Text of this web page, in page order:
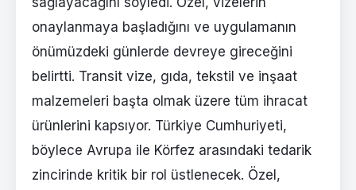
onaylanmaya başladığını ve uygulamanın
önümüzdeki günlerde devreye gireceğini
belirtti. Transit vize, gıda, tekstil ve inşaat
malzemeleri başta olmak üzere tüm ihracat
ürünlerini kapsıyor. Türkiye Cumhuriyeti,
böylece Avrupa ile Körfez arasındaki tedarik
zincirinde kritik bir rol üstlenecek. Özel,